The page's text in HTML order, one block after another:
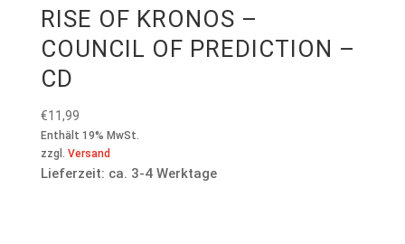
RISE OF KRONOS –
COUNCIL OF PREDICTION –
CD
€11,99
Enthält 19% MwSt.
zzgl. Versand
Lieferzeit: ca. 3-4 Werktage